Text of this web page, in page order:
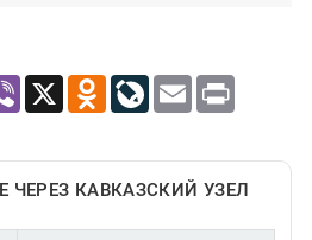
Viber X Odnoklassniki
LiveJournal
Email Print
КАВКАЗСКИЙ УЗЕЛ